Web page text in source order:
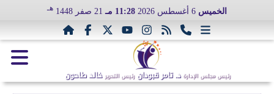
الخميس 11:28 مـ 21 صفر 1448 هـ
رئيس مجلس الإدارة د. تامر قبودان رئيس التحرير خالد طاحون